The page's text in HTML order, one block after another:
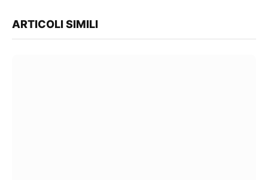
ARTICOLI SIMILI